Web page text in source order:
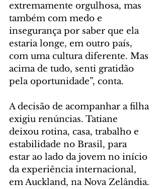
extremamente orgulhosa, mas
também com medo e
insegurança por saber que ela
estaria longe, em outro país,
com uma cultura diferente. Mas
acima de tudo, senti gratidão
pela oportunidade”, conta.
A decisão de acompanhar a filha
exigiu renúncias. Tatiane
deixou rotina, casa, trabalho e
estabilidade no Brasil, para
estar ao lado da jovem no início
da experiência internacional,
em Auckland, na Nova Zelândia.